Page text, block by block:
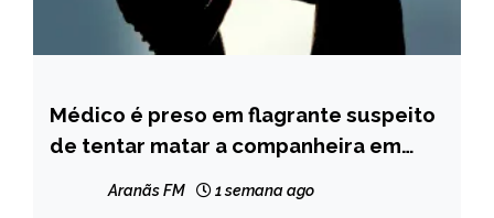
MINAS
GERAIS
NOTÍCIAS
Médico é preso em flagrante suspeito
de tentar matar a companheira em
Aranãs FM 1 semana ago